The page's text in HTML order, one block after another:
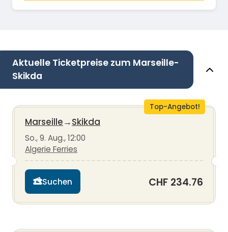
Aktuelle Ticketpreise zum Marseille-
Skikda
Top-Angebot!
Marseille→Skikda
So., 9. Aug., 12:00
Algerie Ferries
Suchen CHF 234.76